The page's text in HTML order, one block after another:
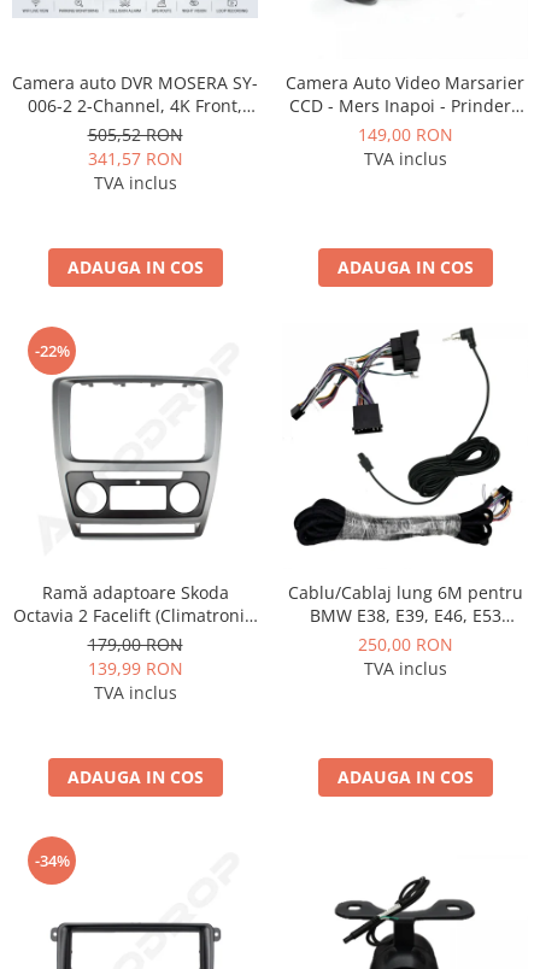
Camera auto DVR MOSERA SY-
006-2 2-Channel, 4K Front,
1080P Spate, ecran 2.99", GPS,
WiFi, Night Vision, G-Sensor,
Loop Recording
505,52 RON
341,57 RON
TVA inclus
ADAUGA IN COS
Camera Auto Video Marsarier
CCD - Mers Inapoi - Prindere
Standard - AD-BGCM1
149,00 RON
TVA inclus
ADAUGA IN COS
-22%
Ramă adaptoare Skoda
Octavia 2 Facelift (Climatronic)
2009-2013 - fațetă 213×133
(RNS 510 / RCD 330), montaj
dedicat
179,00 RON
139,99 RON
TVA inclus
ADAUGA IN COS
Cablu/Cablaj lung 6M pentru
BMW E38, E39, E46, E53
pentru sistem amplificat - AD-
BGCBM6M
250,00 RON
TVA inclus
ADAUGA IN COS
-34%